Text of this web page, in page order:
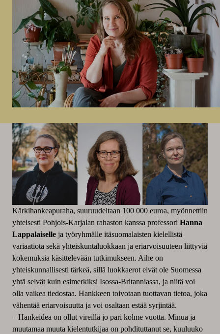
Kärkihankeapuraha, suuruudeltaan 100 000 euroa, myönnettiin
yhteisesti Pohjois-Karjalan rahaston kanssa professori Hanna
Lappalaiselleja työryhmälle itäsuomalaisten kielellistä
variaatiota sekä yhteiskuntaluokkaan ja eriarvoisuuteen liittyviä
kokemuksia käsittelevään tutkimukseen. Aihe on
yhteiskunnallisesti tärkeä, sillä luokkaerot eivät ole Suomessa
yhtä selvät kuin esimerkiksi Isossa-Britanniassa, ja niitä voi
olla vaikea tiedostaa. Hankkeen toivotaan tuottavan tietoa, joka
vähentää eriarvoisuutta ja voi osaltaan estää syrjintää.
– Hankeidea on ollut vireillä jo pari kolme vuotta. Minua ja
muutamaa muuta kielentutkijaa on pohdituttanut se, kuuluuko